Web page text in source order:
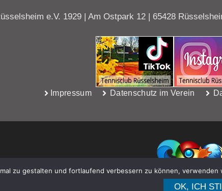
e.V. 1929 | Am Ostpark 12 | 65428
Impressum Datenschutz im Verein
WebDesign
zu gestalten und fortlaufend verbessern zu können,
OK, ICH